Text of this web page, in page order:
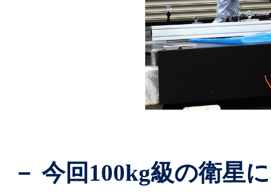
－ 今回100kg級の衛星